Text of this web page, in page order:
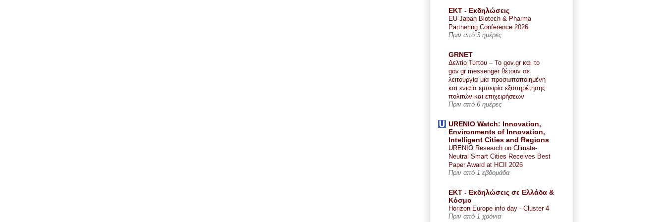
ΕΚΤ - Εκδηλώσεις
EU-Japan Biotech & Pharma
Partnering Conference 2026
Πριν από 3 ημέρες
GRNET
Δελτίο Τύπου – Το gov.gr και το
gov.gr messenger θέτουν σε
λειτουργία μια προσωποποιημένη
και ενιαία εμπειρία εξυπηρέτησης
πολιτών και επιχειρήσεων
Πριν από 6 ημέρες
URENIO Watch: Innovation,
Environments of Innovation,
Intelligent Cities and Regions
URENIO Research on Climate-
Neutral Smart Cities Receives Best
Paper Award at HCII 2026
Πριν από 1 εβδομάδα
ΕΚΤ - Εκδηλώσεις σε Ελλάδα &
Κόσμο
Horizon Europe info day - Cluster 4
Πριν από 1 χρόνια